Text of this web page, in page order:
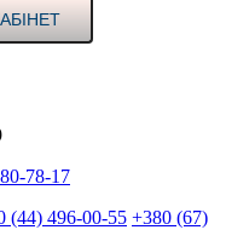
78-17
(44) 496-00-55 +380 (67)